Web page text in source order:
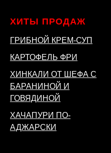
ХИТЫ ПРОДАЖ
ГРИБНОЙ КРЕМ-СУП
КАРТОФЕЛЬ ФРИ
ХИНКАЛИ ОТ ШЕФА С
БАРАНИНОЙ И
ГОВЯДИНОЙ
ХАЧАПУРИ ПО-
АДЖАРСКИ